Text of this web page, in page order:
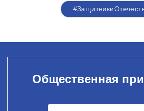
Общественная